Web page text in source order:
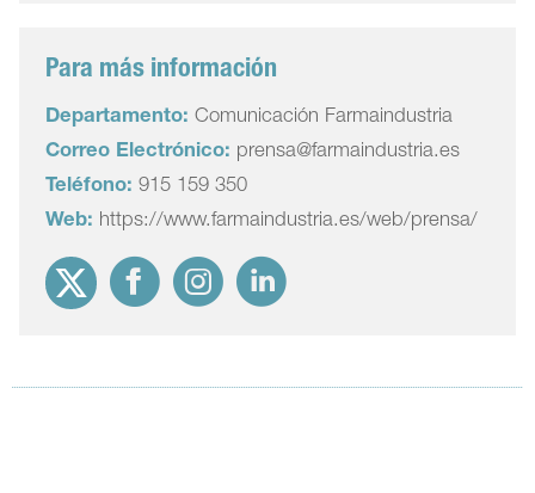
Para más información
Departamento: Comunicación Farmaindustria
Correo Electrónico: prensa@farmaindustria.es
Teléfono: 915 159 350
Web: https://www.farmaindustria.es/web/prensa/